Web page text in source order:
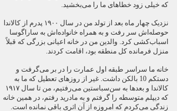
که خیلی زود خطاهای ما را می‌بخشید.
نزدیک چهار ماه بعد از تولد من در سال ۱۹۰۰ پدرم از کالاندا
حوصله‌اش سر رفت و به همراه خانواده‌اش به ساراگوسا
اسباب‌کشی کرد. والدین من در خانه اعیانی بزرگی که قبلاً
منزل فرمانده کل منطقه بود، اقامت کردند.
خانه ما سراسر طبقه اول عمارت را در بر می‌گرفت و
دستکم 10 بالکن داشت. غیر از روزهای تعطیل که ما به
کالاندا و بعدها به سن‌سباستین می‌رفتیم، من تا سال ۱۹۱۷
که دیپلم متوسطه را گرفتم و به مادرید رفتم، در همین خانه
زندگی می‌کردم که امروزه از آن اثری باقی نمانده است.